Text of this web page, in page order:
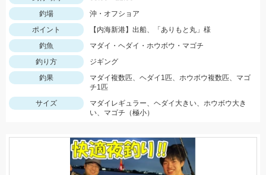
釣場
沖・オフショア
ポイント
【内海新港】出船、「ありもと丸」様
釣魚
マダイ・ヘダイ・ホウボウ・マゴチ
釣り方
ジギング
釣果
マダイ複数匹、ヘダイ1匹、ホウボウ複数匹、マゴ
チ1匹
サイズ
マダイレギュラー、ヘダイ大きい、ホウボウ大き
い、マゴチ（極小）